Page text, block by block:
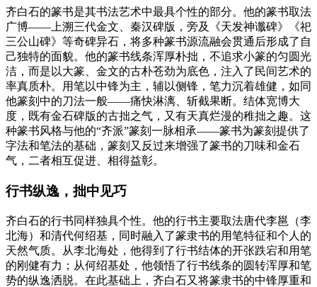
齐白石的篆书是其书法艺术中最具个性的部分。他的篆书取法
广博——上溯三代金文、秦汉碑版，旁及《天发神谶碑》《祀
三公山碑》等奇碑异石，将多种篆书源流融会贯通后形成了自
己独特的面貌。他的篆书线条浑厚朴拙，不追求小篆的匀圆光
洁，而是以大篆、金文的古朴苍劲为底色，注入了民间艺术的
率真质朴。用笔以中锋为主，辅以侧锋，笔力沉着雄健，如同
他篆刻中的刀法一般——痛快淋漓、斩截果断。结体宽博大
度，既有金石碑版的古拙之气，又有天真烂漫的稚拙之趣。这
种篆书风格与他的“齐派”篆刻一脉相承——篆书为篆刻提供了
字法和笔法的基础，篆刻又反过来增强了篆书的刀味和金石
气，二者相互促进、相得益彰。
行书纵逸，拙中见巧
齐白石的行书同样独具个性。他的行书主要取法唐代李邕（李
北海）和清代何绍基，同时融入了篆隶书的用笔特征和个人的
天然气质。从李北海处，他得到了行书结体的开张跌宕和用笔
的刚健有力；从何绍基处，他领悟了行书线条的圆转浑厚和笔
势的纵逸洒脱。在此基础上，齐白石又将篆隶书的中锋厚重和